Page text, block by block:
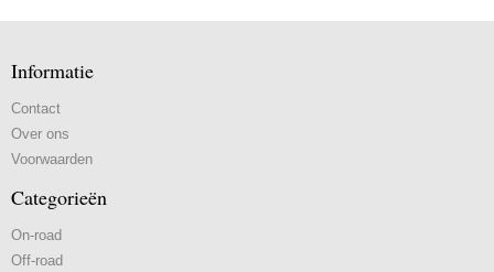
Informatie
Contact
Over ons
Voorwaarden
Categorieën
On-road
Off-road